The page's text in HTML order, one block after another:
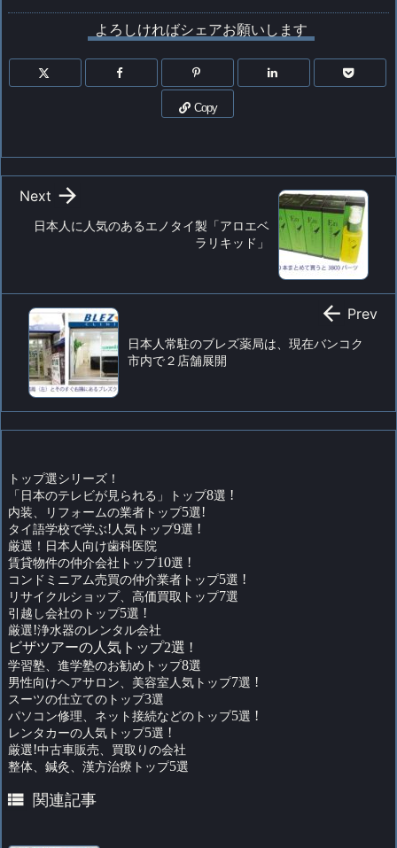
よろしければシェアお願いします
Copy
日本人に人気のあるエノタイ製「アロエベ
ラリキッド」

Next
日本人常駐のブレズ薬局は、現在バンコク
市内で２店舗展開
 Prev
トップ選シリーズ！
「日本のテレビが見られる」トップ8選 !
内装、リフォームの業者トップ5選!
タイ語学校で学ぶ!人気トップ9選 !
厳選！日本人向け歯科医院
賃貸物件の仲介会社トップ10選 !
コンドミニアム売買の仲介業者トップ5選 !
リサイクルショップ、高価買取トップ7選
引越し会社のトップ5選 !
厳選!浄水器のレンタル会社
ビザツアーの人気トップ2選 !
学習塾、進学塾のお勧めトップ8選
男性向けヘアサロン、美容室人気トップ7選 !
スーツの仕立てのトップ3選
パソコン修理、ネット接続などのトップ5選 !
レンタカーの人気トップ5選 !
厳選!中古車販売、買取りの会社
整体、鍼灸、漢方治療トップ5選
 関連記事